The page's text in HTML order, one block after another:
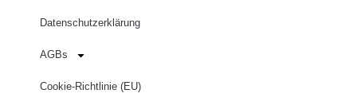
Datenschutzerklärung
AGBs
Cookie-Richtlinie (EU)